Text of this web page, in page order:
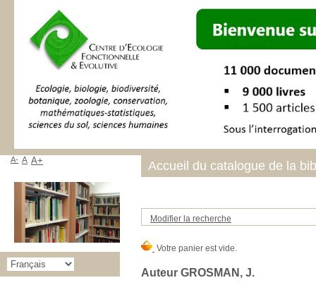
Modifier la recherche
Auteur GROSMAN, J.
Accueil du catalogue de la
A- A A+